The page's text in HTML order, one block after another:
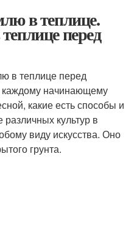
в теплице.
перед
в теплице перед
каждому начинающему
какие есть способы и
культур в
виду искусства. Оно
грунта.